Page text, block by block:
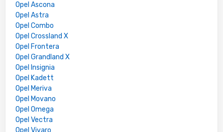
Opel Ascona
Opel Astra
Opel Combo
Opel Crossland X
Opel Frontera
Opel Grandland X
Opel Insignia
Opel Kadett
Opel Meriva
Opel Movano
Opel Omega
Opel Vectra
Opel Vivaro